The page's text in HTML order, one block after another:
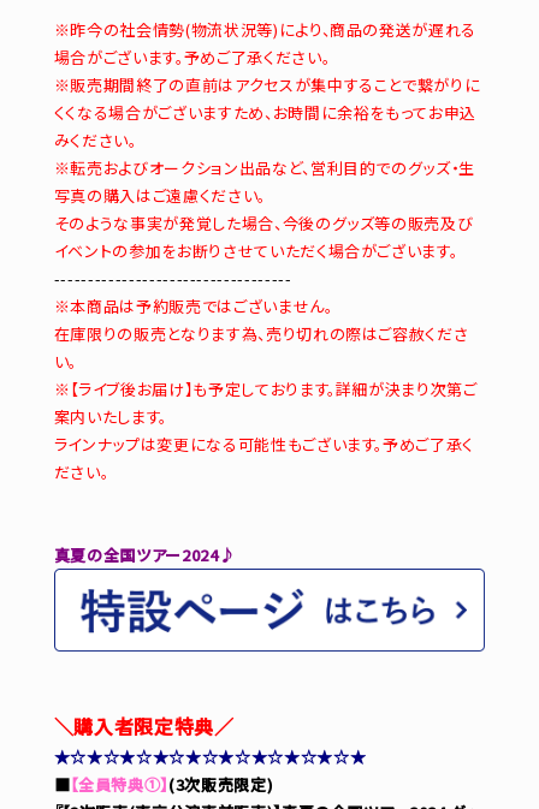
※昨今の社会情勢(物流状況等)により、商品の発送が遅れる
場合がございます。予めご了承ください。
※販売期間終了の直前はアクセスが集中することで繋がりに
くくなる場合がございますため、お時間に余裕をもってお申込
みください。
※転売およびオークション出品など、営利目的でのグッズ・生
写真の購入はご遠慮ください。
そのような事実が発覚した場合、今後のグッズ等の販売及び
イベントの参加をお断りさせていただく場合がございます。
-----------------------------------
※本商品は予約販売ではございません。
在庫限りの販売となります為、売り切れの際はご容赦くださ
い。
※【ライブ後お届け】も予定しております。詳細が決まり次第ご
案内いたします。
ラインナップは変更になる可能性もございます。予めご了承く
ださい。
真夏の全国ツアー2024♪
＼購入者限定特典／
★☆★☆★☆★☆★☆★☆★☆★☆★☆★
■【全員特典①】(3次販売限定)